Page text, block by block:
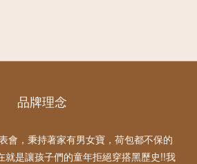
品牌理念
會，秉持著家有男女寶，荷包都不保的
就是讓孩子們的童年拒絕穿搭黑歷史!!我